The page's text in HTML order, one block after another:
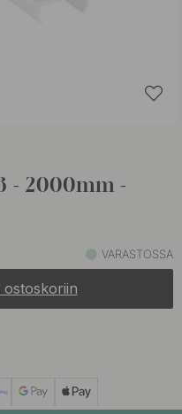
- 2000mm -
VARASTOSSA
ostoskoriin